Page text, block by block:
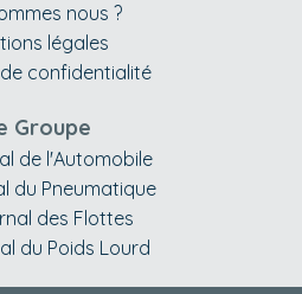
nous ?
légales
confidentialité
Groupe
de l'Automobile
du Pneumatique
des Flottes
du Poids Lourd